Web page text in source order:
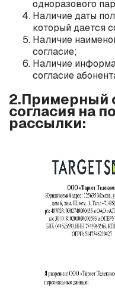
одноразового
Наличие даты
который дается
Наличие
согласие;
Наличие
согласие
2.Примерный
согласия на
рассылки: